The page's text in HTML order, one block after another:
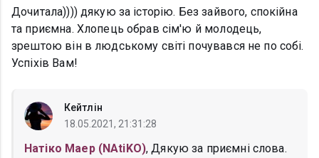
Дочитала)))) дякую за історію. Без зайвого, спокійна
та приємна. Хлопець обрав сім'ю й молодець,
зрештою він в людському світі почувався не по собі.
Успіхів Вам!
Кейтлін
18.05.2021, 21:31:28
Натіко Маер (NAtiKO), Дякую за приємні слова.